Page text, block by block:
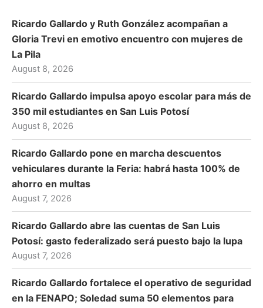
Ricardo Gallardo y Ruth González acompañan a
Gloria Trevi en emotivo encuentro con mujeres de
La Pila
August 8, 2026
Ricardo Gallardo impulsa apoyo escolar para más de
350 mil estudiantes en San Luis Potosí
August 8, 2026
Ricardo Gallardo pone en marcha descuentos
vehiculares durante la Feria: habrá hasta 100% de
ahorro en multas
August 7, 2026
Ricardo Gallardo abre las cuentas de San Luis
Potosí: gasto federalizado será puesto bajo la lupa
August 7, 2026
Ricardo Gallardo fortalece el operativo de seguridad
en la FENAPO; Soledad suma 50 elementos para